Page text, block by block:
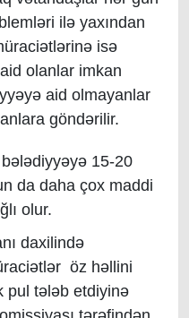
ilə yaxından
isə
olanlar imkan
aid olmayanlar
göndərilir.
15-20
da daha çox maddi
olur.
daxilində
öz həllini
pul tələb etdiyinə